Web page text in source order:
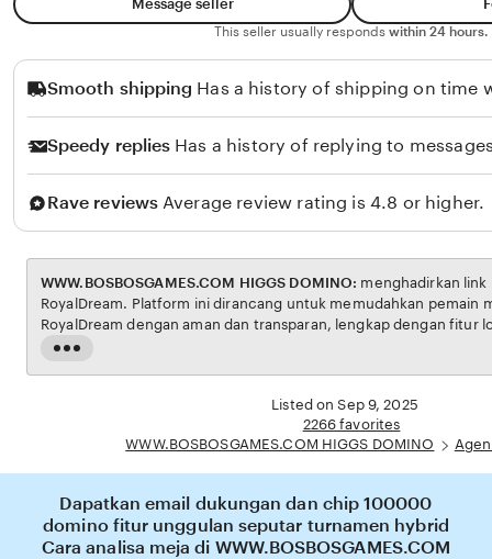
o
Message seller
This seller usually responds within 24 hours.
Smooth shipping Has a history of shipping on time
Speedy replies Has a history of replying to
Rave reviews Average review rating is 4.8 or higher.
Read
the
WWW.BOSBOSGAMES.COM HIGGS DOMINO:
RoyalDream. Platform ini dirancang untuk memudahkan pemain menikmati permainan
RoyalDream dengan aman dan transparan, lengkap dengan fitur login cepat dan navigasi
yang ramah pengguna. Setiap transaksi dijamin aman, sementara update hasil dan
Listed on Sep 9, 2025
2266 favorites
WWW.BOSBOSGAMES.COM HIGGS DOMINO
Dapatkan email dukungan dan chip 100000
domino fitur unggulan seputar turnamen hybrid
Cara analisa meja di WWW.BOSBOSGAMES.COM